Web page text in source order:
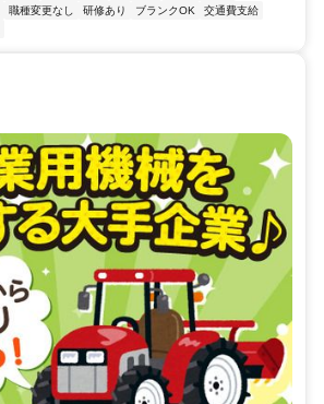
職種変更なし 研修あり ブランクOK
交通費支給